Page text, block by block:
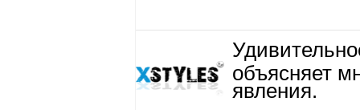
объясняет
явления.